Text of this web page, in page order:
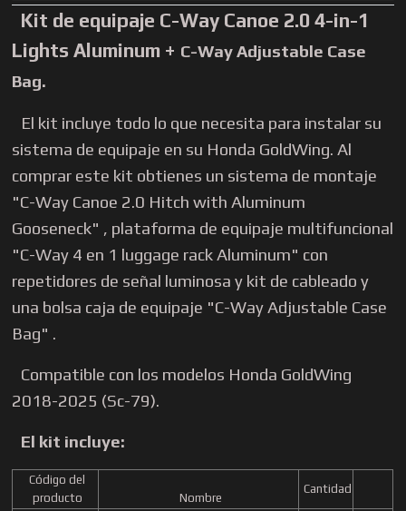
Kit de equipaje C-Way Canoe 2.0 4-in-1
Lights Aluminum + C-Way Adjustable Case
Bag.
El kit incluye todo lo que necesita para instalar su
sistema de equipaje en su Honda GoldWing. Al
comprar este kit obtienes un sistema de montaje
"C-Way Canoe 2.0 Hitch with Aluminum
Gooseneck" , plataforma de equipaje multifuncional
"C-Way 4 en 1 luggage rack Aluminum" con
repetidores de señal luminosa y kit de cableado y
una bolsa caja de equipaje "C-Way Adjustable Case
Bag" .
Compatible con los modelos Honda GoldWing
2018-2025 (Sc-79).
El kit incluye:
Código del
producto
Nombre
Cantidad